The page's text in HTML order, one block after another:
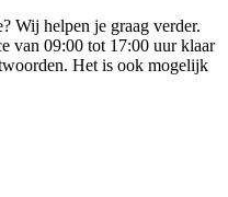
Wij helpen je graag verder.
van 09:00 tot 17:00 uur klaar
Het is ook mogelijk